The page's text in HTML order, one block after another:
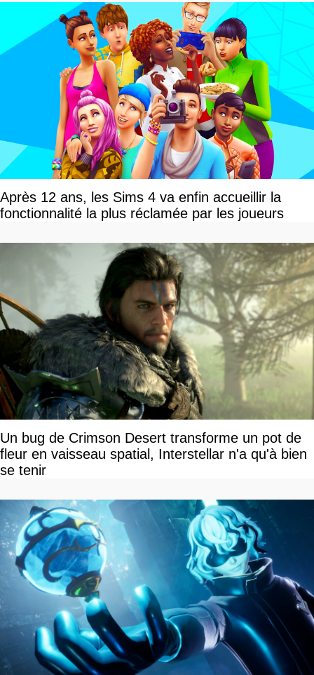
Après 12 ans, les Sims 4 va enfin accueillir la
fonctionnalité la plus réclamée par les joueurs
Un bug de Crimson Desert transforme un pot de
fleur en vaisseau spatial, Interstellar n'a qu'à bien
se tenir